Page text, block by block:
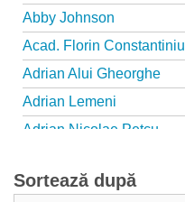
Abby Johnson
Acad. Florin Constantiniu
Adrian Alui Gheorghe
Adrian Lemeni
Adrian Nicolae Petcu
Adriana Petrescu
Sortează după